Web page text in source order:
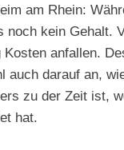
am Rhein:
noch kein Gehalt.
Kosten anfallen.
auch darauf an,
zu der Zeit ist,
hat.